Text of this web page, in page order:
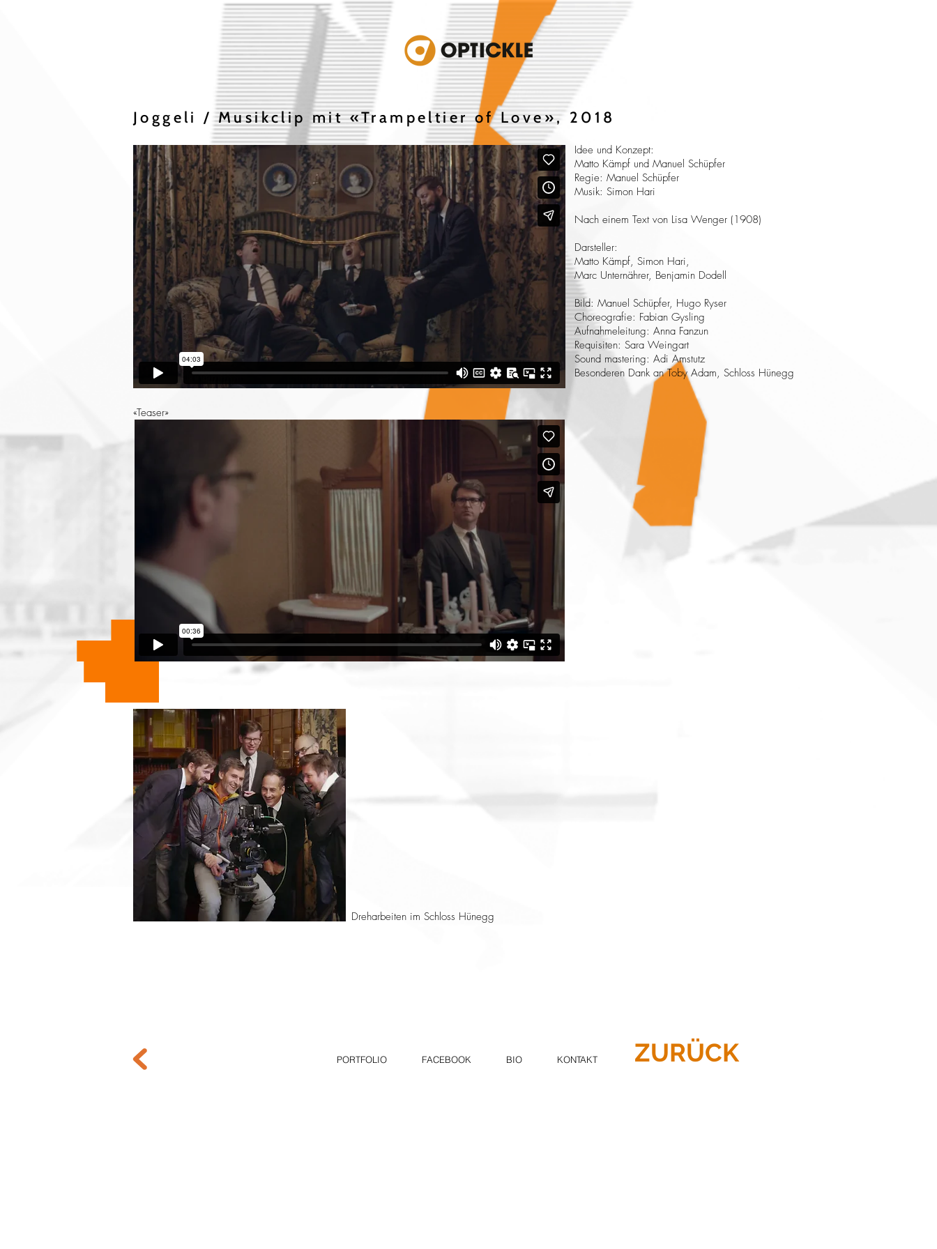
Joggeli /Musikclip mit«Trampeltier of Love», 2018
Idee und Konzept:
Matto Kämpf und Manuel Schüpfer
Regie: Manuel Schüpfer
Musik: Simon Hari
Nach einem Text von Lisa Wenger (1908)
Darsteller:
Matto Kämpf, Simon Hari,
Marc Unternährer, Benjamin Dodell
Bild: Manuel Schüpfer, Hugo Ryser
Choreografie: Fabian Gysling
Aufnahmeleitung: Anna Fanzun
Requisiten: Sara Weingart
Sound mastering: Adi Amstutz
Besonderen Dank an Toby Adam, Schloss Hünegg
«Teaser»
Dreharbeiten im Schloss Hünegg
PORTFOLIO FACEBOOK BIO KONTAKT ZURÜCK